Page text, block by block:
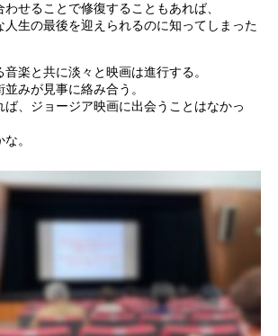
せることで修復することもあれば、
人生の最後を迎えられるのに知ってしまった
楽と共に淡々と映画は進行する。
みが見事に絡み合う。
ば、ジョージア映画に出会うことはなかっ
。